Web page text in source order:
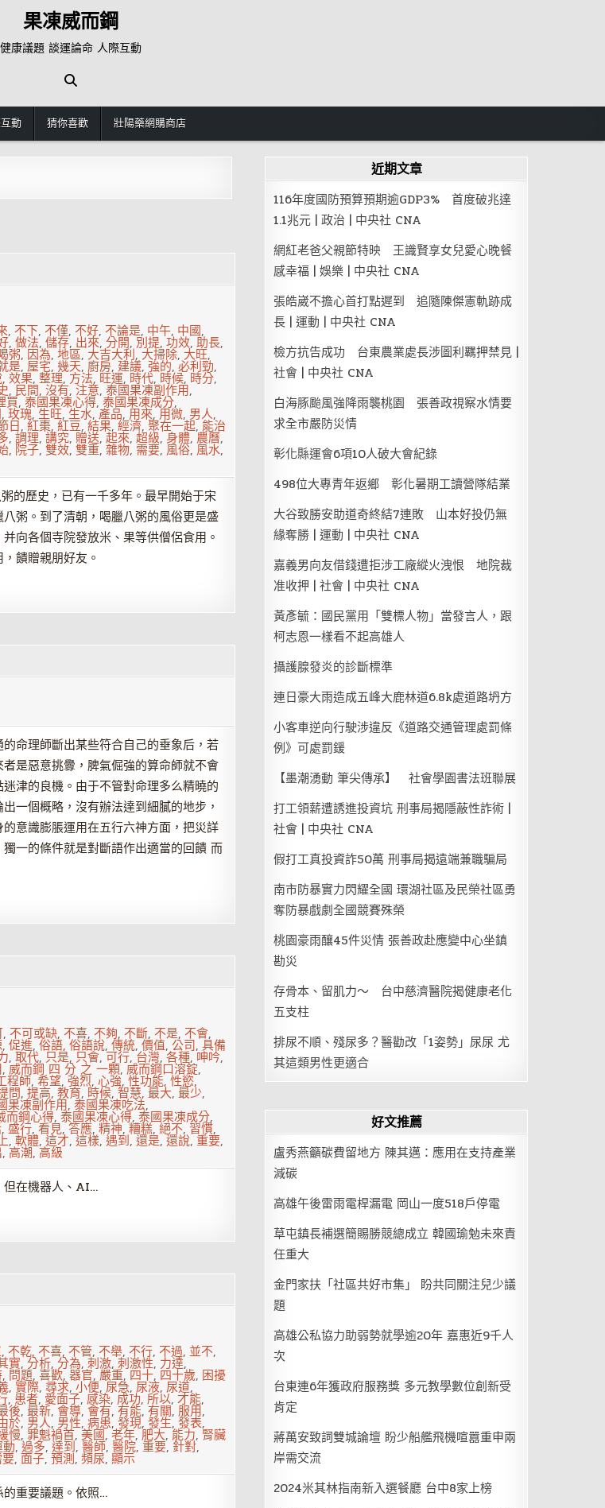
果凍威而鋼
健康議題 談運論命 人際互動
動 猜你喜歡 壯陽藥網購商店
, 不下, 不僅, 不好, 不論是, 中午, 中國,
, 做法, 儲存, 出來, 分開, 別提,功效, 助長,
粥,因為,地區,大吉大利,大掃除, 大旺,
是, 屋宅, 幾天, 廚房, 建議, 強的,必利勁,
,效果, 整理,方法,旺運, 時代,時候,時分,
,民間, 沒有,注意, 泰國果凍副作用,
買,泰國果凍心得,泰國果凍成分,
,玫瑰,生旺,生水,產品,用來,用微, 男人,
日,紅棗, 紅豆,結果,經濟,聚在一起,能治
,調理,講究, 贈送,起來,超級, 身體,農曆,
, 院子, 雙效, 雙重, 雜物, 需要, 風俗, 風水,
的歷史，已有一千多年。最早開始于宋
粥。到了清朝，喝臘八粥的風俗更是盛
向各個寺院發放米、果等供僧侶食用。
饋贈親朋好友。
命理師斷出某些符合自己的垂象后，若
是惡意挑釁，脾氣倔強的算命師就不會
津的良機。由于不管對命理多么精曉的
一個概略，沒有辦法達到細膩的地步，
意識膨脹運用在五行六神方面，把災詳
一的條件就是對斷語作出適當的回饋 而
, 不可或缺, 不喜, 不夠, 不斷, 不是, 不會,
, 促進,俗語, 俗語說, 傳統, 價值, 公司,具備
,取代,只是,只會,可行,台灣,各種,呻吟,
,威而鋼 四 分 之 一顆,威而鋼口溶錠,
程師,希望,強烈, 心強,性功能, 性慾,
問,提高, 教育,時候,智慧,最大, 最少,
果凍副作用,泰國果凍吃法,
而鋼心得,泰國果凍心得,泰國果凍成分,
,盛行,看見,答應, 精神,糟糕, 絕不,習慣,
, 軟體,這才,這樣,遇到,還是,還說, 重要,
, 高潮,高級
但在機器人、AI…
, 不乾, 不喜, 不管, 不舉, 不行, 不過, 並不,
實,分析, 分為,刺激,刺激性, 力達,
,問題,喜歡,器官,嚴重,四十, 四十歲, 困擾
, 實際,尋求,小便,尿急, 尿液, 尿道,
, 患者, 愛面子, 感染, 成功, 所以, 才能,
後,最新,會導,會有,有能,有關, 服用,
於, 男人, 男性, 病患, 發現, 發生, 發表,
慢, 罪魁禍首, 美國,老年,肥大, 能力, 腎臟
,過多,達到, 醫師, 醫院,重要, 針對,
, 面子, 預測, 頻尿, 顯示
重要議題。依照…
近期文章
116年度國防預算預期逾GDP3% 首度破兆達
1.1兆元 | 政治 | 中央社 CNA
網紅老爸父親節特映 王識賢享女兒愛心晚餐
感幸福 | 娛樂 | 中央社 CNA
張皓崴不擔心首打點遲到 追隨陳傑憲軌跡成
長 | 運動 | 中央社 CNA
檢方抗告成功 台東農業處長涉圖利羈押禁見 |
社會 | 中央社 CNA
白海豚颱風強降雨襲桃園 張善政視察水情要
求全市嚴防災情
彰化縣運會6項10人破大會紀錄
498位大專青年返鄉 彰化暑期工讀營隊結業
大谷致勝安助道奇終結7連敗 山本好投仍無
緣奪勝 | 運動 | 中央社 CNA
嘉義男向友借錢遭拒涉工廠縱火洩恨 地院裁
准收押 | 社會 | 中央社 CNA
黃彥毓：國民黨用「雙標人物」當發言人，跟
柯志恩一樣看不起高雄人
攝護腺發炎的診斷標準
連日豪大雨造成五峰大鹿林道6.8k處道路坍方
小客車逆向行駛涉違反《道路交通管理處罰條
例》可處罰鍰
【墨潮湧動 筆尖傳承】 社會學園書法班聯展
打工領薪遭誘進投資坑 刑事局揭隱蔽性詐術 |
社會 | 中央社 CNA
假打工真投資詐50萬 刑事局揭遠端兼職騙局
南市防暴實力閃耀全國 環湖社區及民榮社區勇
奪防暴戲劇全國競賽殊榮
桃園豪雨釀45件災情 張善政赴應變中心坐鎮
勘災
存骨本、留肌力～ 台中慈濟醫院揭健康老化
五支柱
排尿不順、殘尿多？醫勸改「1姿勢」尿尿 尤
其這類男性更適合
好文推薦
盧秀燕籲碳費留地方 陳其邁：應用在支持產業
減碳
高雄午後雷雨電桿漏電 岡山一度518戶停電
草屯鎮長補選簡賜勝競總成立 韓國瑜勉未來責
任重大
金門家扶「社區共好市集」 盼共同關注兒少議
題
高雄公私協力助弱勢就學逾20年 嘉惠近9千人
次
台東連6年獲政府服務獎 多元教學數位創新受
肯定
蔣萬安致詞雙城論壇 盼少船艦飛機喧囂重申兩
岸需交流
2024米其林指南新入選餐廳 台中8家上榜